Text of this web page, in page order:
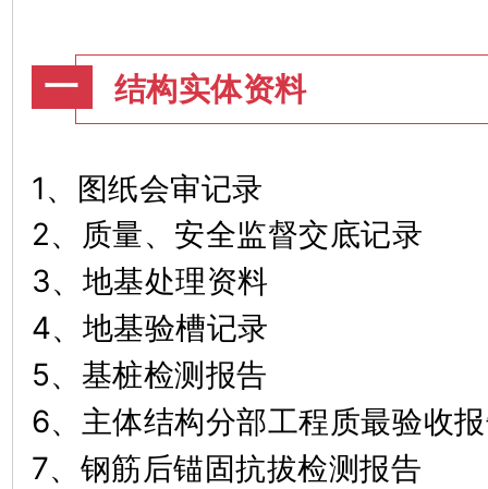
一 结构实体资料
1、图纸会审记录
2、质量、安全监督交底记录
3、地基处理资料
4、地基验槽记录
5、基桩检测报告
6、主体结构分部工程质最验
7、钢筋后锚固抗拔检测报告